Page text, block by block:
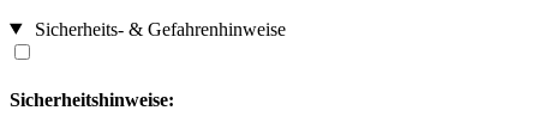
Sicherheits- & Gefahrenhinweise
Sicherheitshinweise: